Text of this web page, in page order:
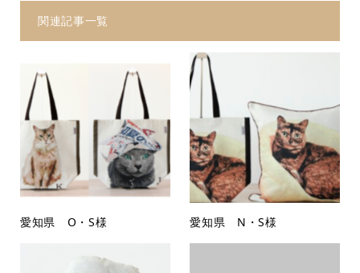
関連記事一覧
愛知県 O・S様 愛知県 N・S様